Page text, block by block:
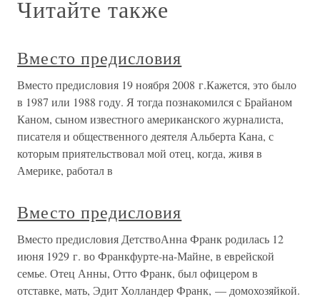
Читайте также
Вместо предисловия
Вместо предисловия 19 ноября 2008 г.Кажется, это было
в 1987 или 1988 году. Я тогда познакомился с Брайаном
Каном, сыном известного американского журналиста,
писателя и общественного деятеля Альберта Кана, с
которым приятельствовал мой отец, когда, живя в
Америке, работал в
Вместо предисловия
Вместо предисловия ДетствоАнна Франк родилась 12
июня 1929 г. во Франкфурте-на-Майне, в еврейской
семье. Отец Анны, Отто Франк, был офицером в
отставке, мать, Эдит Холландер Франк, — домохозяйкой.